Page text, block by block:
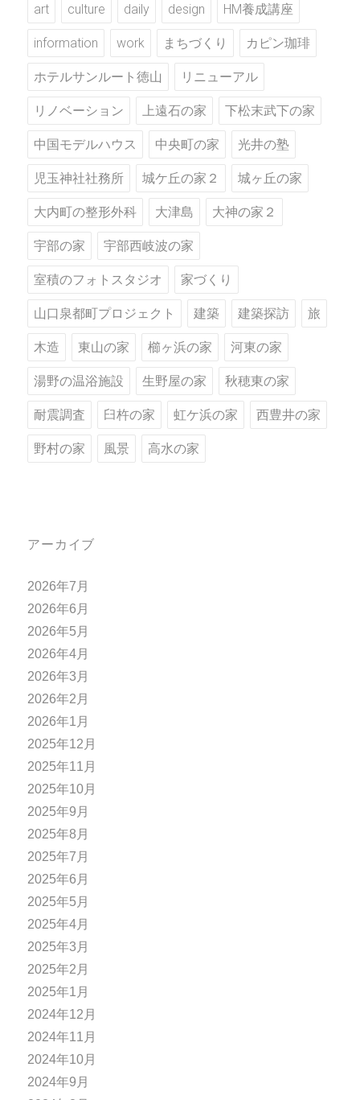
art culture daily design HM養成講座
information work まちづくり カピン珈琲
ホテルサンルート徳山 リニューアル
リノベーション 上遠石の家 下松末武下の家
中国モデルハウス 中央町の家 光井の塾
児玉神社社務所 城ケ丘の家２ 城ヶ丘の家
大内町の整形外科 大津島 大神の家２
宇部の家 宇部西岐波の家
室積のフォトスタジオ 家づくり
山口泉都町プロジェクト 建築 建築探訪 旅
木造 東山の家 櫛ヶ浜の家 河東の家
湯野の温浴施設 生野屋の家 秋穂東の家
耐震調査 臼杵の家 虹ケ浜の家 西豊井の家
野村の家 風景 高水の家
アーカイブ
2026年7月
2026年6月
2026年5月
2026年4月
2026年3月
2026年2月
2026年1月
2025年12月
2025年11月
2025年10月
2025年9月
2025年8月
2025年7月
2025年6月
2025年5月
2025年4月
2025年3月
2025年2月
2025年1月
2024年12月
2024年11月
2024年10月
2024年9月